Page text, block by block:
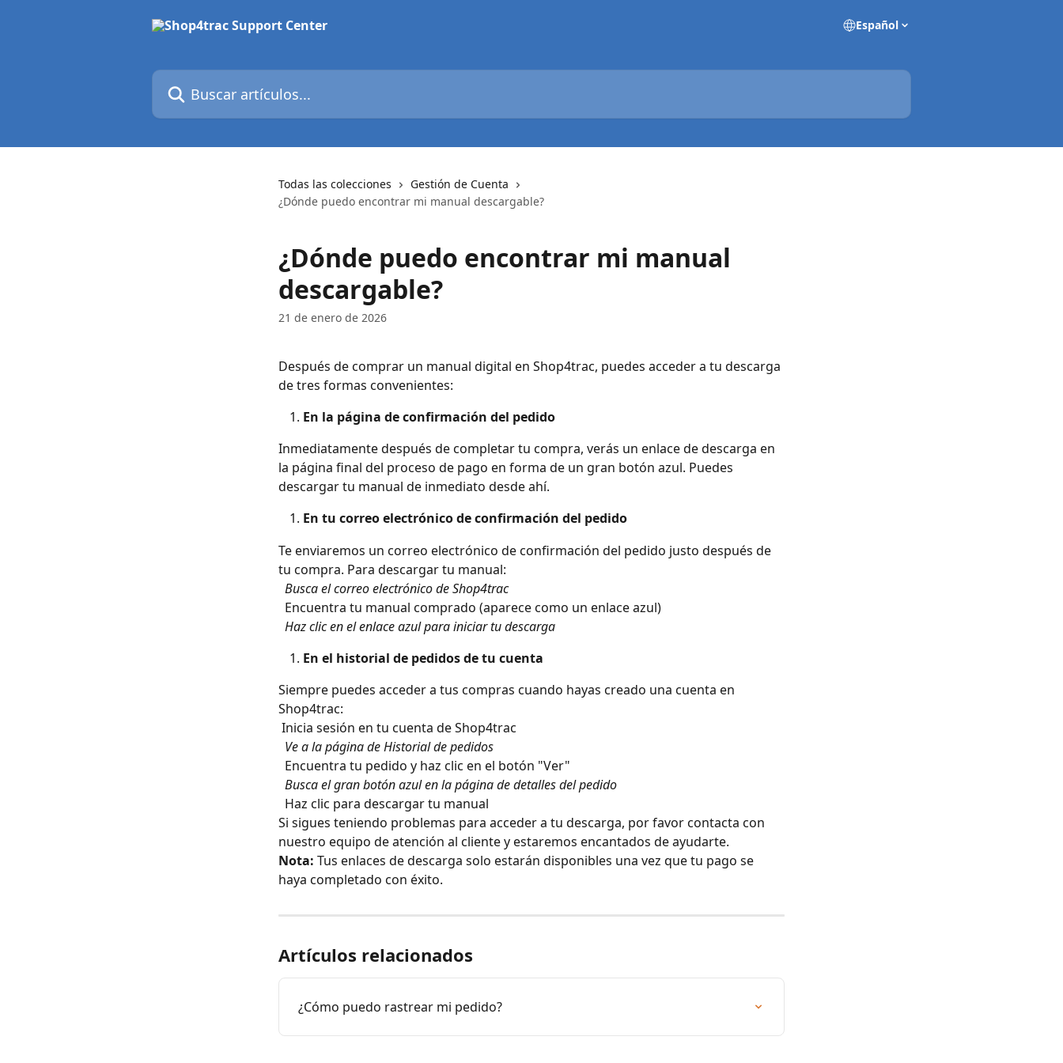
Español
Buscar artículos...
Todas las colecciones
Gestión de Cuenta
¿Dónde puedo encontrar mi manual descargable?
¿Dónde puedo encontrar mi manual
descargable?
21 de enero de 2026
Después de comprar un manual digital en Shop4trac, puedes acceder a tu descarga
de tres formas convenientes:
En la página de confirmación del pedido
Inmediatamente después de completar tu compra, verás un enlace de descarga en
la página final del proceso de pago en forma de un gran botón azul. Puedes
descargar tu manual de inmediato desde ahí.
En tu correo electrónico de confirmación del pedido
Te enviaremos un correo electrónico de confirmación del pedido justo después de
tu compra. Para descargar tu manual:
Busca el correo electrónico de Shop4trac
Encuentra tu manual comprado (aparece como un enlace azul)
Haz clic en el enlace azul para iniciar tu descarga
En el historial de pedidos de tu cuenta
Siempre puedes acceder a tus compras cuando hayas creado una cuenta en
Shop4trac:
Inicia sesión en tu cuenta de Shop4trac
Ve a la página de Historial de pedidos
Encuentra tu pedido y haz clic en el botón "Ver"
Busca el gran botón azul en la página de detalles del pedido
Haz clic para descargar tu manual
Si sigues teniendo problemas para acceder a tu descarga, por favor contacta con
nuestro equipo de atención al cliente y estaremos encantados de ayudarte.
Nota: Tus enlaces de descarga solo estarán disponibles una vez que tu pago se
haya completado con éxito.
Artículos relacionados
¿Cómo puedo rastrear mi pedido?